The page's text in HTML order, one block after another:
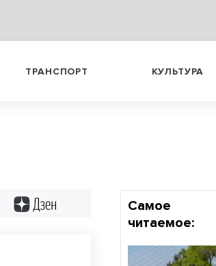
ТРАНСПОРТ КУЛЬТУРА
Самое
читаемое: